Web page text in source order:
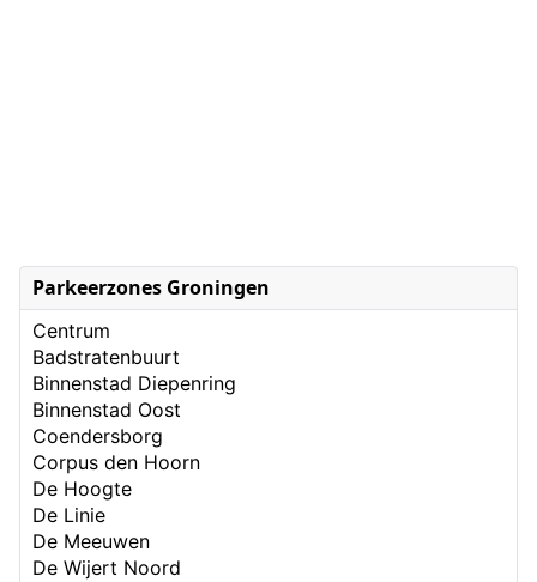
Parkeerzones Groningen
Centrum
Badstratenbuurt
Binnenstad Diepenring
Binnenstad Oost
Coendersborg
Corpus den Hoorn
De Hoogte
De Linie
De Meeuwen
De Wijert Noord